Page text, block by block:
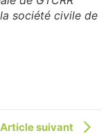
société civile de
Article suivant